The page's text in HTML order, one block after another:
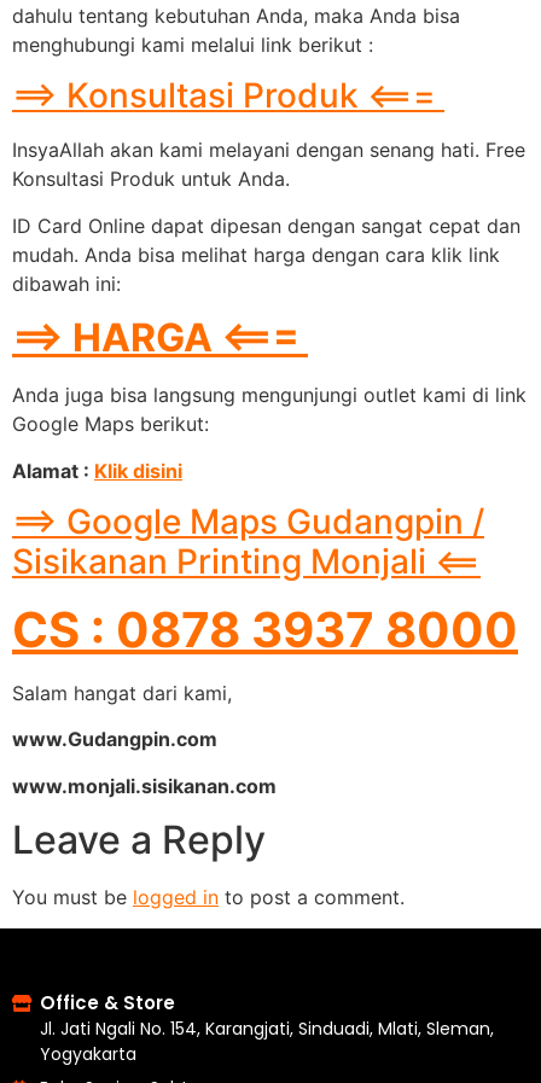
dahulu tentang kebutuhan Anda, maka Anda bisa
menghubungi kami melalui link berikut :
==> Konsultasi Produk <===
InsyaAllah akan kami melayani dengan senang hati. Free
Konsultasi Produk untuk Anda.
ID Card Online dapat dipesan dengan sangat cepat dan
mudah. Anda bisa melihat harga dengan cara klik link
dibawah ini:
==> HARGA <===
Anda juga bisa langsung mengunjungi outlet kami di link
Google Maps berikut:
Alamat : Klik disini
==> Google Maps Gudangpin /
Sisikanan Printing Monjali <==
CS : 0878 3937 8000
Salam hangat dari kami,
www.Gudangpin.com
www.monjali.sisikanan.com
Leave a Reply
You must be logged in to post a comment.
Office & Store
Jl. Jati Ngali No. 154, Karangjati, Sinduadi, Mlati, Sleman,
Yogyakarta